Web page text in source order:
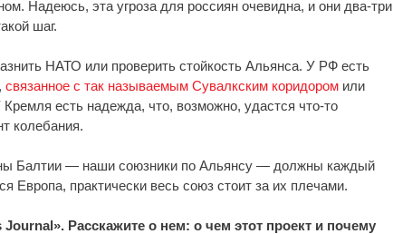
Надеюсь, эта угроза для россиян очевидна, и они два-три
шаг.
НАТО или проверить стойкость Альянса. У РФ есть
связанное с так называемым Сувалкским коридором или
есть надежда, что, возможно, удастся что-то
колебания.
Балтии — наши союзники по Альянсу — должны каждый
Европа, практически весь союз стоит за их плечами.
Расскажите о нем: о чем этот проект и почему